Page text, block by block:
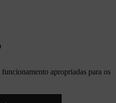
apropriadas para os